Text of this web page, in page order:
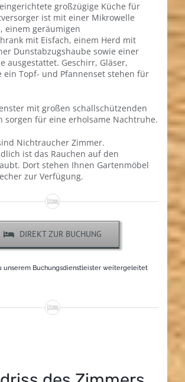
großzügige Küche für
ist mit einer Mikrowelle
einem geräumigen
mit Eisfach, einem Herd mit
Dunstabzugshaube sowie einer
ausgestattet. Geschirr, Gläser,
ein Topf- und Pfannenset stehen für
mit großen schallschützenden
sorgen für eine erholsame Nachtruhe.
Nichtraucher Zimmer.
ist das Rauchen auf den
Dort stehen Ihnen Gartenmöbel
zur Verfügung.
DIREKT ZUR BUCHUNG
unserem Buchungsdienstleister weitergeleitet